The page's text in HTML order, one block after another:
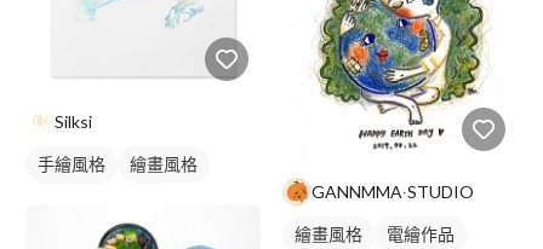
Silksi
手繪風格
繪畫風格
插畫畫作
GANNMMA∙STUDIO
繪畫風格
電繪作品